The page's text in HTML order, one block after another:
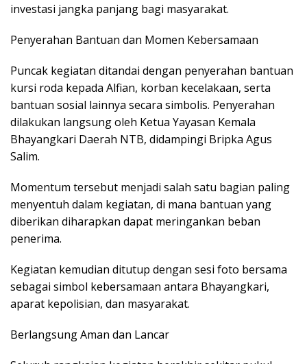
investasi jangka panjang bagi masyarakat.
Penyerahan Bantuan dan Momen Kebersamaan
Puncak kegiatan ditandai dengan penyerahan bantuan
kursi roda kepada Alfian, korban kecelakaan, serta
bantuan sosial lainnya secara simbolis. Penyerahan
dilakukan langsung oleh Ketua Yayasan Kemala
Bhayangkari Daerah NTB, didampingi Bripka Agus
Salim.
Momentum tersebut menjadi salah satu bagian paling
menyentuh dalam kegiatan, di mana bantuan yang
diberikan diharapkan dapat meringankan beban
penerima.
Kegiatan kemudian ditutup dengan sesi foto bersama
sebagai simbol kebersamaan antara Bhayangkari,
aparat kepolisian, dan masyarakat.
Berlangsung Aman dan Lancar